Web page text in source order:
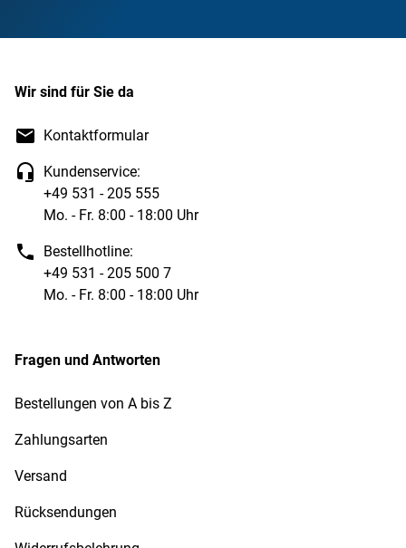
Wir sind für Sie da
Kontaktformular
Kundenservice:
+49 531 - 205 555
Mo. - Fr. 8:00 - 18:00 Uhr
Bestellhotline:
+49 531 - 205 500 7
Mo. - Fr. 8:00 - 18:00 Uhr
Fragen und Antworten
Bestellungen von A bis Z
Zahlungsarten
Versand
Rücksendungen